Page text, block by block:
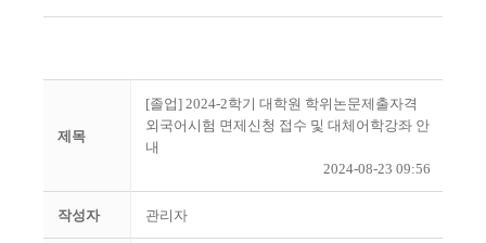
제목
[졸업] 2024-2학기 대학원 학위논문제출자격
외국어시험 면제신청 접수 및 대체어학강좌 안
내
2024-08-23 09:56
작성자 관리자